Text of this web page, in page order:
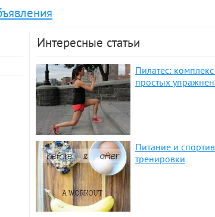
Интересные статьи
Пилатес:
простых
Питание и
тренировки